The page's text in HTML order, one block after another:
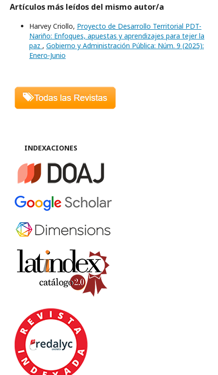
Artículos más leídos del mismo autor/a
Harvey Criollo, Proyecto de Desarrollo Territorial PDT-
Nariño: Enfoques, apuestas y aprendizajes para tejer la
paz , Gobierno y Administración Pública: Núm. 9 (2025):
Enero-Junio
INDEXACIONES